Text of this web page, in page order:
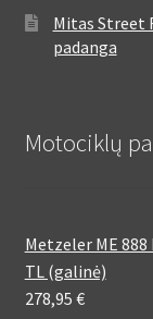
Mitas Street
padanga
Motociklų
Metzeler ME
TL (galinė)
278,95 €